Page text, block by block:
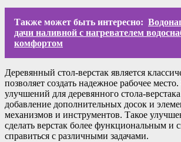
Также может быть интересно:
дачи наливной с нагревателем
комфортом
Деревянный стол-верстак является
позволяет создать надежное рабочее
улучшений для деревянного стола-верстака
добавление дополнительных досок и
механизмов и инструментов. Такое
сделать верстак более функциональным и
справиться с различными задачами.